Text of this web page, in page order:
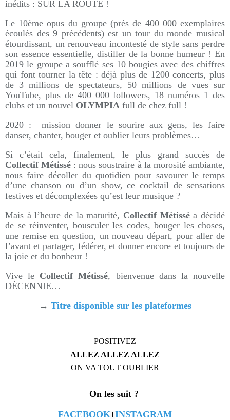
inédits : SUR LA ROUTE !
Le 10ème opus du groupe (près de 400 000 exemplaires
écoulés des 9 précédents) est un tour du monde musical
étourdissant, un renouveau incontesté de style sans perdre
son essence essentielle, distiller de la bonne humeur ! En
2019 le groupe a soufflé ses 10 bougies avec des chiffres
qui font tourner la tête : déjà plus de 1200 concerts, plus
de 3 millions de spectateurs, 50 millions de vues sur
YouTube, plus de 400 000 followers, 18 numéros 1 des
clubs et un nouvel OLYMPIA full de chez full !
2020 : mission donner le sourire aux gens, les faire
danser, chanter, bouger et oublier leurs problèmes…
Si c’était cela, finalement, le plus grand succès de
Collectif Métissé : nous soustraire à la morosité ambiante,
nous faire décoller du quotidien pour savourer le temps
d’une chanson ou d’un show, ce cocktail de sensations
festives et décomplexées qu’est leur musique ?
Mais à l’heure de la maturité, Collectif Métisséa décidé
de se réinventer, bousculer les codes, bouger les choses,
une remise en question, un nouveau départ, pour aller de
l’avant et partager, fédérer, et donner encore et toujours de
la joie et du bonheur !
Vive le Collectif Métissé, bienvenue dans la nouvelle
DÉCENNIE…
→ Titre disponible sur les plateformes
POSITIVEZ
ALLEZ ALLEZ ALLEZ
ON VA TOUT OUBLIER
On les suit ?
FACEBOOK INSTAGRAM